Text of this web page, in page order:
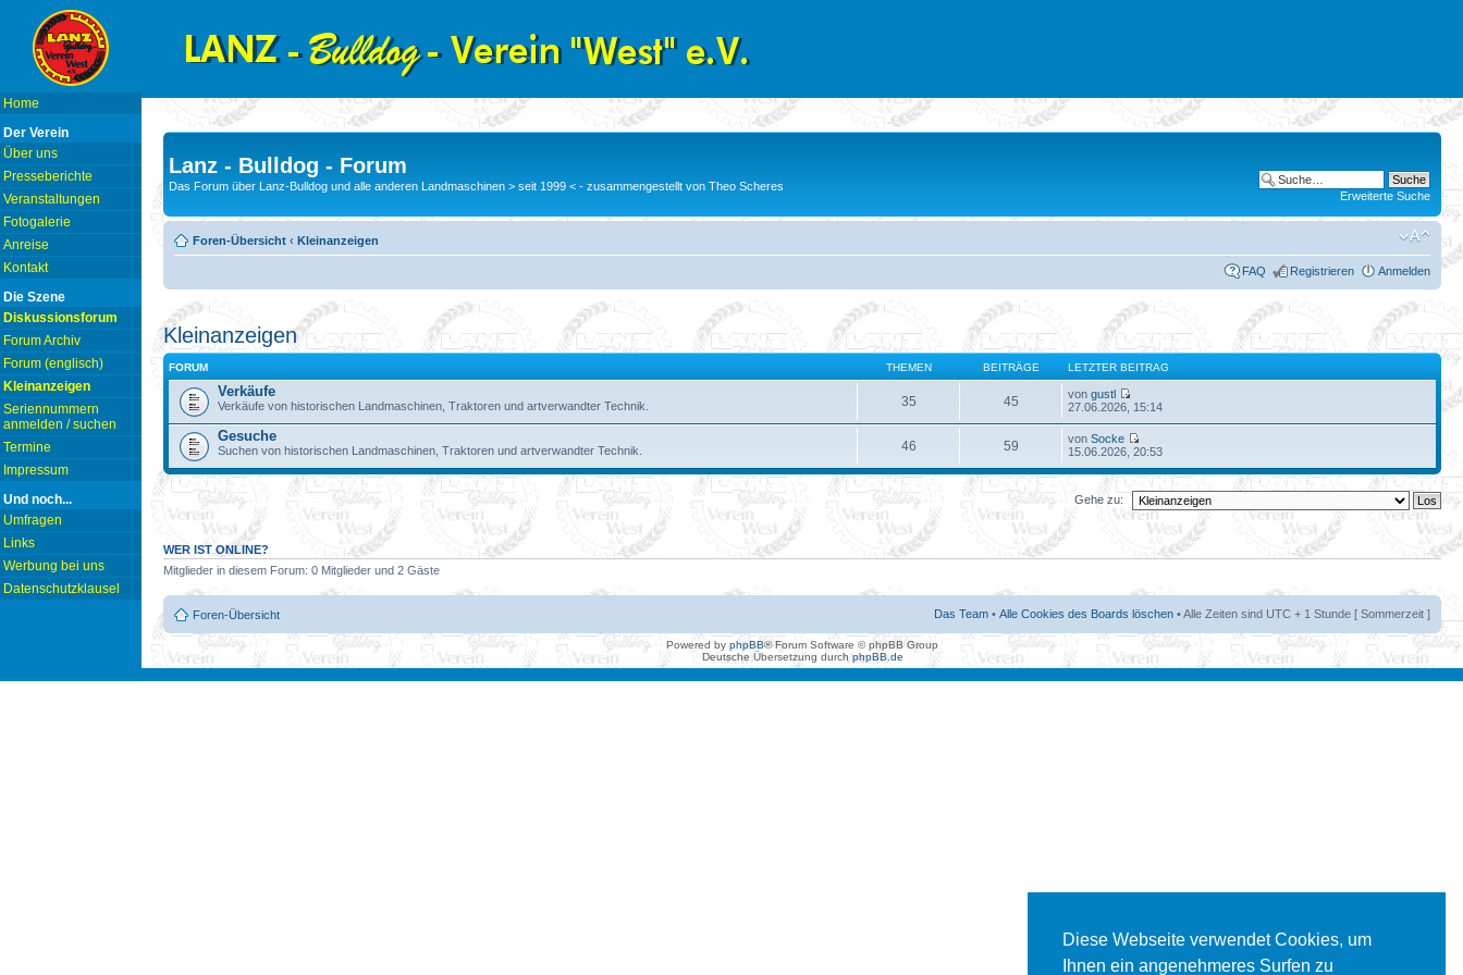
Diese Webseite verwendet Cookies, um
Ihnen ein angenehmeres Surfen zu
Home
Der Verein
Über uns
Presseberichte
Veranstaltungen
Fotogalerie
Anreise
Kontakt
Die Szene
Diskussionsforum
Forum Archiv
Forum (englisch)
Kleinanzeigen
Seriennummern
anmelden / suchen
Termine
Impressum
Und noch...
Umfragen
Links
Werbung bei uns
Datenschutzklausel
Lanz - Bulldog - Forum
Das Forum über Lanz-Bulldog und alle anderen Landmaschinen > seit 1999 < - zusammengestellt von Theo Scheres
Erweiterte Suche
Foren-Übersicht ‹ Kleinanzeigen
FAQ Registrieren Anmelden
Kleinanzeigen
FORUM THEMEN BEITRÄGE LETZTER BEITRAG
Verkäufe
Verkäufe von historischen Landmaschinen, Traktoren und artverwandter Technik. 35 45 vongustl
27.06.2026, 15:14
Gesuche
Suchen von historischen Landmaschinen, Traktoren und artverwandter Technik. 46 59 vonSocke
15.06.2026, 20:53
Gehe zu:
WER IST ONLINE?
Mitglieder in diesem Forum: 0 Mitglieder und 2 Gäste
Foren-Übersicht Das Team • Alle Cookies des Boards löschen • Alle Zeiten sind UTC + 1 Stunde [ Sommerzeit ]
Powered by phpBB® Forum Software © phpBB Group
Deutsche Übersetzung durchphpBB.de